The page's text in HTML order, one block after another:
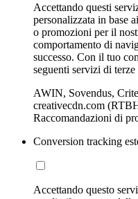
Accettando questi
personalizzata in base
o promozioni per il
comportamento di
successo. Con il tuo
seguenti servizi di terze
AWIN, Sovendus,
creativecdn.com
Raccomandazioni di
Conversion tracking
Accettando questo